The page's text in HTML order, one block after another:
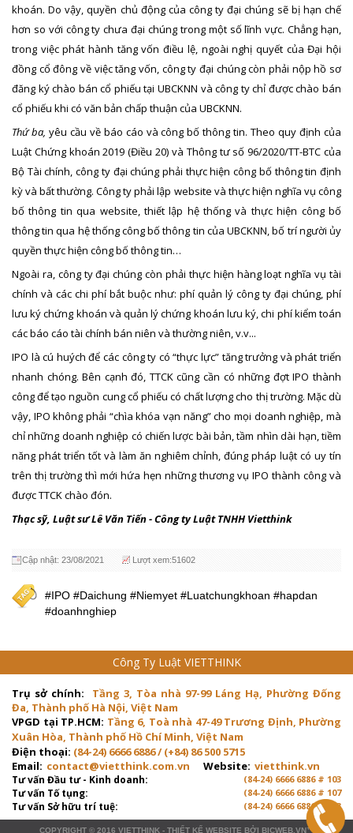
khoán. Do vậy, quyền chủ động của công ty đại chúng sẽ bị hạn chế
hơn so với công ty chưa đại chúng trong một số lĩnh vực. Chẳng hạn,
trong việc phát hành tăng vốn điều lệ, ngoài nghị quyết của Đại hội
đồng cổ đông về việc tăng vốn, công ty đại chúng còn phải nộp hồ sơ
đăng ký chào bán cổ phiếu tại UBCKNN và công ty chỉ được chào bán
cổ phiếu khi có văn bản chấp thuận của UBCKNN.
Thứ ba, yêu cầu về báo cáo và công bố thông tin. Theo quy định của
Luật Chứng khoán 2019 (Điều 20) và Thông tư số 96/2020/TT-BTC của
Bộ Tài chính, công ty đại chúng phải thực hiện công bố thông tin định
kỳ và bất thường. Công ty phải lập website và thực hiện nghĩa vụ công
bố thông tin qua website, thiết lập hệ thống và thực hiện công bố
thông tin qua hệ thống công bố thông tin của UBCKNN, bố trí người ủy
quyền thực hiện công bố thông tin…
Ngoài ra, công ty đại chúng còn phải thực hiện hàng loạt nghĩa vụ tài
chính và các chi phí bắt buộc như: phí quản lý công ty đại chúng, phí
lưu ký chứng khoán và quản lý chứng khoán lưu ký, chi phí kiểm toán
các báo cáo tài chính bán niên và thường niên, v.v...
IPO là cú huých để các công ty có “thực lực” tăng trưởng và phát triển
nhanh chóng. Bên cạnh đó, TTCK cũng cần có những đợt IPO thành
công để tạo nguồn cung cổ phiếu có chất lượng cho thị trường. Mặc dù
vậy, IPO không phải “chìa khóa vạn năng” cho mọi doanh nghiệp, mà
chỉ những doanh nghiệp có chiến lược bài bản, tầm nhìn dài hạn, tiềm
năng phát triển tốt và làm ăn nghiêm chỉnh, đúng pháp luật có uy tín
trên thị trường thì mới hứa hẹn những thương vụ IPO thành công và
được TTCK chào đón.
Thạc sỹ, Luật sư Lê Văn Tiến - Công ty Luật TNHH Vietthink
Cập nhật: 23/08/2021 Lượt xem:51602
#IPO #Daichung #Niemyet #Luatchungkhoan #hapdan
#doanhnghiep
Công Ty Luật VIETTHINK
Trụ sở chính:
Tầng 3, Tòa nhà 97-99 Láng Hạ, Phường Đống
Đa, Thành phố Hà Nội, Việt Nam
VPGD tại TP.HCM: Tầng 6, Toà nhà 47-49 Trương Định, Phường
Xuân Hòa, Thành phố Hồ Chí Minh, Việt Nam
Điện thoại: (84-24) 6666 6886 / (+84) 86 500 5715
Email: contact@vietthink.com.vn Website: vietthink.vn
Tư vấn Đầu tư - Kinh doanh: (84-24) 6666 6886 # 103
Tư vấn Tố tụng: (84-24) 6666 6886 # 107
Tư vấn Sở hữu trí tuệ: (84-24) 6666 6886 # 103
COPYRIGHT © 2016 VIETTHINK - THIẾT KẾ WEBSITE BỞI BICWEB.VN™